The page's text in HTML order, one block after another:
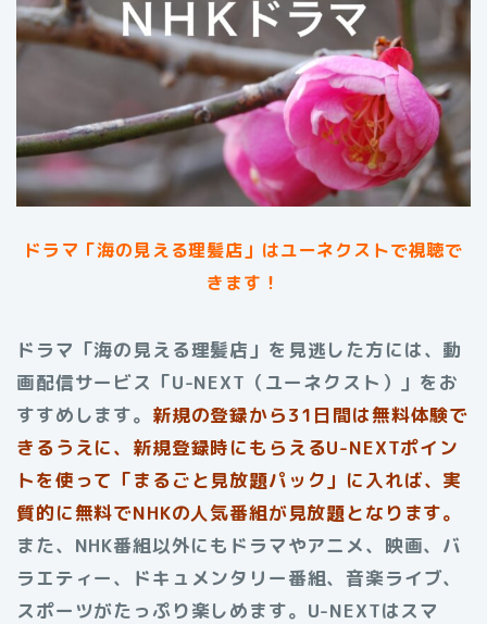
ドラマ「海の見える理髪店」はユーネクストで視聴で
きます！
ドラマ「海の見える理髪店」を見逃した方には、動
画配信サービス「U-NEXT（ユーネクスト）」をお
すすめします。 新規の登録から31日間は無料体験で
きるうえに、新規登録時にもらえるU-NEXTポイン
トを使って「まるごと見放題パック」に入れば、実
質的に無料でNHKの人気番組が見放題となります。
また、NHK番組以外にもドラマやアニメ、映画、バ
ラエティー、ドキュメンタリー番組、音楽ライブ、
スポーツがたっぷり楽しめます。U-NEXTはスマ